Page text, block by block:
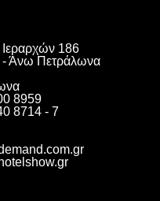
186
- Άνω Πετράλωνα
8959
8714 - 7